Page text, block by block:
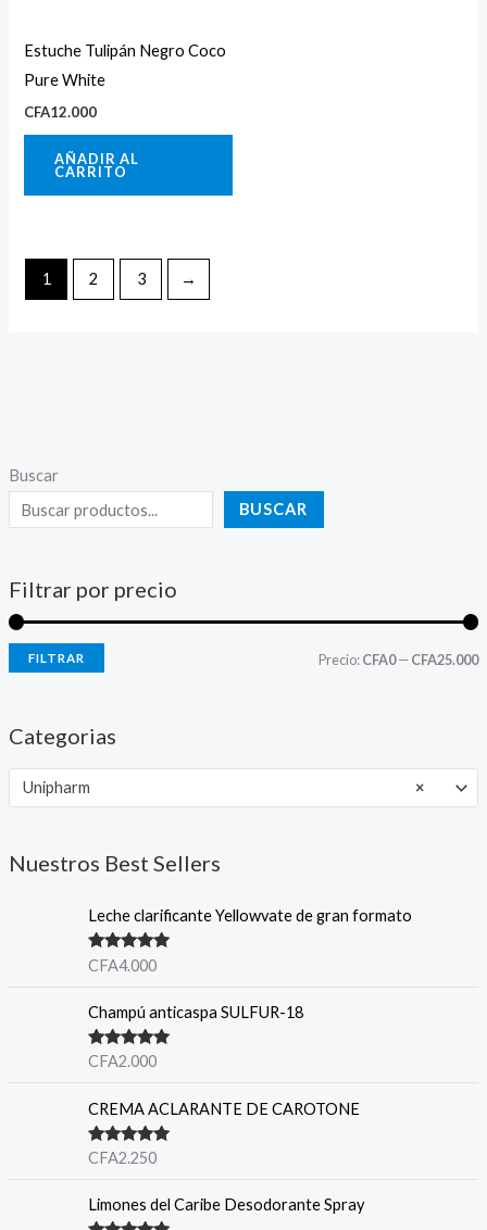
Buscar
BUSCAR
Filtrar por precio
FILTRAR Precio:CFA0—CFA25.000
Categorias
×
Unipharm
Nuestros Best Sellers
Leche clarificante Yellowvate de gran formato
Valorado en
CFA4.000
Champú anticaspa SULFUR-18
Valorado en
CFA2.000
CREMA ACLARANTE DE CAROTONE
Valorado en
CFA2.250
Limones del Caribe Desodorante Spray
Estuche Tulipán Negro Coco
Pure White
CFA12.000
AÑADIR AL
CARRITO
1 2 3 →